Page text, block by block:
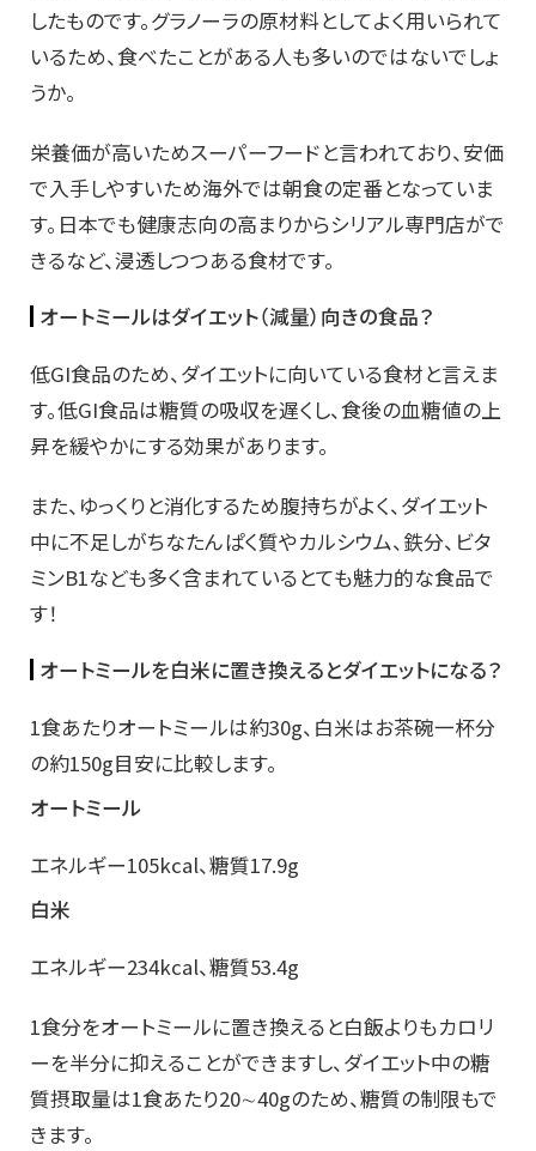
したものです。グラノーラの原材料としてよく用いられて
いるため、食べたことがある人も多いのではないでしょ
うか。
栄養価が高いためスーパーフードと言われており、安価
で入手しやすいため海外では朝食の定番となっていま
す。日本でも健康志向の高まりからシリアル専門店がで
きるなど、浸透しつつある食材です。
オートミールはダイエット（減量）向きの食品？
低GI食品のため、ダイエットに向いている食材と言えま
す。低GI食品は糖質の吸収を遅くし、食後の血糖値の上
昇を緩やかにする効果があります。
また、ゆっくりと消化するため腹持ちがよく、ダイエット
中に不足しがちなたんぱく質やカルシウム、鉄分、ビタ
ミンB1なども多く含まれているとても魅力的な食品で
す！
オートミールを白米に置き換えるとダイエットになる？
1食あたりオートミールは約30g、白米はお茶碗一杯分
の約150g目安に比較します。
オートミール
エネルギー105kcal、糖質17.9g
白米
エネルギー234kcal、糖質53.4g
1食分をオートミールに置き換えると白飯よりもカロリ
ーを半分に抑えることができますし、ダイエット中の糖
質摂取量は1食あたり20∼40gのため、糖質の制限もで
きます。